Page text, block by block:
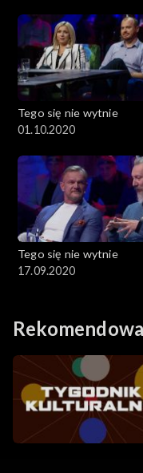
Tego się nie wytnie
01.10.2020
Tego się nie wytnie
17.09.2020